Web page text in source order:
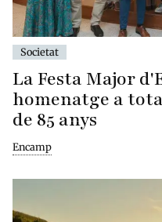
Societat
La Festa Major
homenatge a
de 85 anys
Encamp